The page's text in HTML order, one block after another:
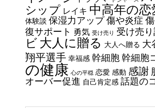
細胞コスメ vs エ
コスメ②
エイジングケアで最
ているスキンケア製
細胞コスメ vs エ
コスメ ①
エイジングケアで最
シップ レイキ 中高年の恋
体験談 保湿力アップ傷や炎症
復サポート 勇気 受け売り 受け売
ビ 大人に贈る 大人へ贈る 大
翔平選手 幸福感 幹細胞幹細胞
の健康 心の平穏 恋愛 感動 感謝
オーバー促進 自己肯定感 話題の